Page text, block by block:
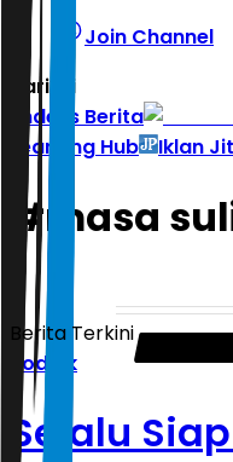
Join Channel
Hari ini
Indeks Berita
Learning Hub
Iklan
#masa
Berita Terkini
Zodiak
Selalu